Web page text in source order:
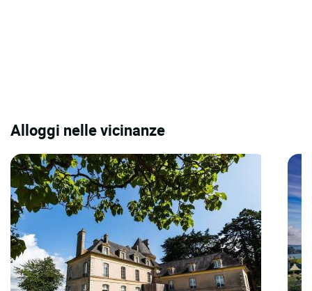
Alloggi nelle vicinanze